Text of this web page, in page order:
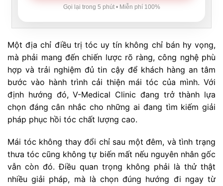
Gọi lại trong 5 phút • Miễn phí 100%
Một địa chỉ điều trị tóc uy tín không chỉ bán hy vọng,
mà phải mang đến chiến lược rõ ràng, công nghệ phù
hợp và trải nghiệm đủ tin cậy để khách hàng an tâm
bước vào hành trình cải thiện mái tóc của mình. Với
định hướng đó, V-Medical Clinic đang trở thành lựa
chọn đáng cân nhắc cho những ai đang tìm kiếm giải
pháp phục hồi tóc chất lượng cao.
Mái tóc không thay đổi chỉ sau một đêm, và tình trạng
thưa tóc cũng không tự biến mất nếu nguyên nhân gốc
vẫn còn đó. Điều quan trọng không phải là thử thật
nhiều giải pháp, mà là chọn đúng hướng đi ngay từ